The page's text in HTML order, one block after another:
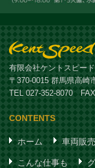
有限会社ケントスピード
〒370-0015 群馬県高崎
TEL 027-352-8070
CONTENTS
ホーム 車両販売
こんな仕事も